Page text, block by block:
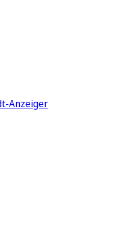
Anzeiger